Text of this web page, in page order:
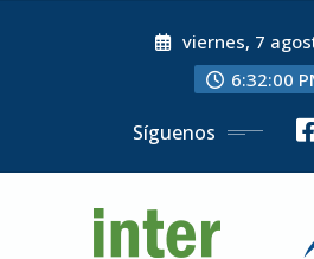
viernes, 7
6:32:01
Síguenos